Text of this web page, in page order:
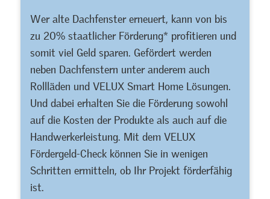
Wer alte Dachfenster erneuert, kann von bis
zu 20% staatlicher Förderung* profitieren und
somit viel Geld sparen. Gefördert werden
neben Dachfenstern unter anderem auch
Rollläden und VELUX Smart Home Lösungen.
Und dabei erhalten Sie die Förderung sowohl
auf die Kosten der Produkte als auch auf die
Handwerkerleistung. Mit dem VELUX
Fördergeld-Check können Sie in wenigen
Schritten ermitteln, ob Ihr Projekt förderfähig
ist.